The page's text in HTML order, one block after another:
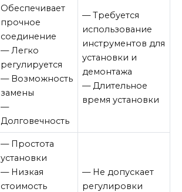
Обеспечивает
прочное
соединение
— Легко
регулируется
— Возможность
замены
—
Долговечность
— Требуется
использование
инструментов для
установки и
демонтажа
— Длительное
время установки
— Простота
установки
— Низкая
стоимость
— Не допускает
регулировки